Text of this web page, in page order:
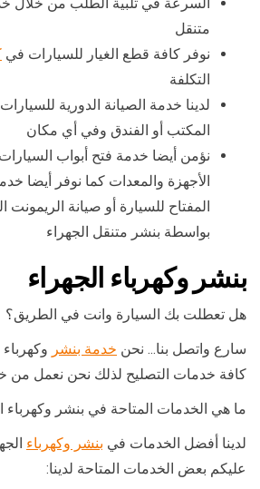
متنقل
نوفر كافة قطع الغيار للسيارات في
التكلفة
لدينا خدمة الصيانة الدورية
المكتب أو الفندق وفي أي مكان
نؤمن أيضا خدمة فتح أبواب
الأجهزة والمعدات كما نوفر أيضا
المفتاح للسيارة أو صيانة الريمونت
بواسطة بنشر متنقل الجهراء
بنشر وكهرباء الجهراء
هل تعطلت بك السيارة وانت في الطريق؟
سارع واتصل بنا… نحن خدمة بنشر وكهرباء
كافة خدمات التصليح لذلك نحن نعمل
ما هي الخدمات المتاحة في بنشر وكهرباء
لدينا أفضل الخدمات في بنشر وكهرباء
عليكم بعض الخدمات المتاحة لدينا: